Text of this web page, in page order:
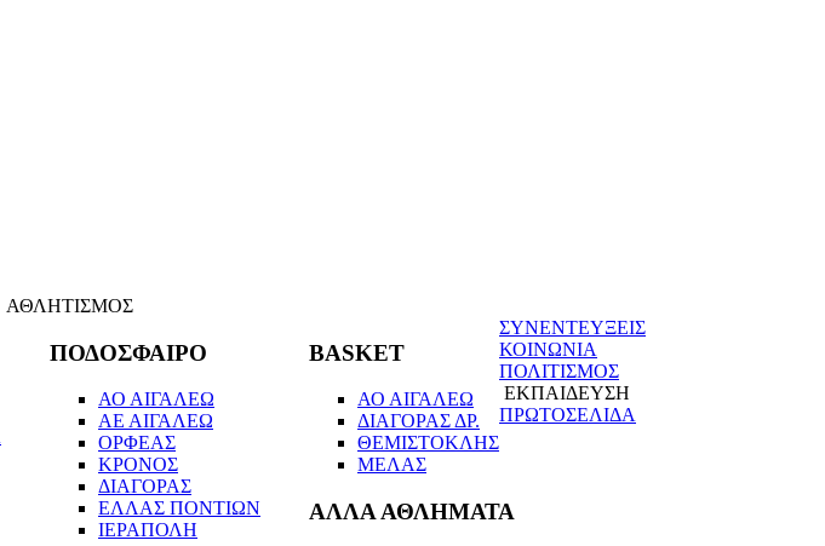
ΑΘΛΗΤΙΣΜΟΣ
ΠΟΔΟΣΦΑΙΡΟ
ΑΟ ΑΙΓΑΛΕΩ
ΑΕ ΑΙΓΑΛΕΩ
ΟΡΦΕΑΣ
ΚΡΟΝΟΣ
ΔΙΑΓΟΡΑΣ
ΕΛΛΑΣ ΠΟΝΤΙΩΝ
ΙΕΡΑΠΟΛΗ
BASKET
ΑΟ ΑΙΓΑΛΕΩ
ΔΙΑΓΟΡΑΣ ΔΡ.
ΘΕΜΙΣΤΟΚΛΗΣ
ΜΕΛΑΣ
ΑΛΛΑ ΑΘΛΗΜΑΤΑ
ΣΥΝΕΝΤΕΥΞΕΙΣ
ΚΟΙΝΩΝΙΑ
ΠΟΛΙΤΙΣΜΟΣ
ΕΚΠΑΙΔΕΥΣΗ
ΠΡΩΤΟΣΕΛΙΔΑ